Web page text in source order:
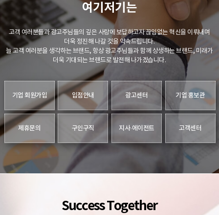
여기저기는
고객 여러분들과 광고주님들의 깊은 사랑에 보답하고자 끊임없는 혁신을 이뤄내며
더욱 정진해 나갈 것을 약속드립니다.
늘 고객 여러분을 생각하는 브랜드, 항상 광고주님들과 함께 상생하는 브랜드, 미래가
더욱 기대되는 브랜드로 발전해 나가겠습니다.
기업 회원가입 입점안내 광고센터 기업 홍보관
제휴문의 구인구직 지사·에이전트 고객센터
Success Together